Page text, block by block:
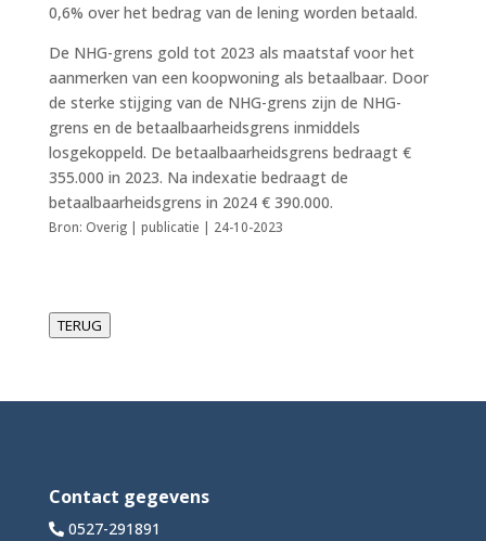
0,6% over het bedrag van de lening worden betaald.
De NHG-grens gold tot 2023 als maatstaf voor het
aanmerken van een koopwoning als betaalbaar. Door
de sterke stijging van de NHG-grens zijn de NHG-
grens en de betaalbaarheidsgrens inmiddels
losgekoppeld. De betaalbaarheidsgrens bedraagt €
355.000 in 2023. Na indexatie bedraagt de
betaalbaarheidsgrens in 2024 € 390.000.
Bron: Overig | publicatie | 24-10-2023
TERUG
Contact gegevens
0527-291891